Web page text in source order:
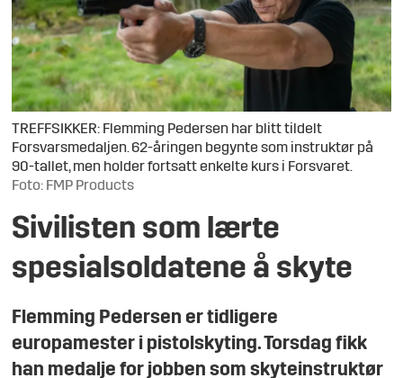
TREFFSIKKER: Flemming Pedersen har blitt tildelt
Forsvarsmedaljen. 62-åringen begynte som instruktør på
90-tallet, men holder fortsatt enkelte kurs i Forsvaret.
Foto: FMP Products
Sivilisten som lærte
spesialsoldatene å skyte
Flemming Pedersen er tidligere
europamester i pistolskyting. Torsdag fikk
han medalje for jobben som skyteinstruktør